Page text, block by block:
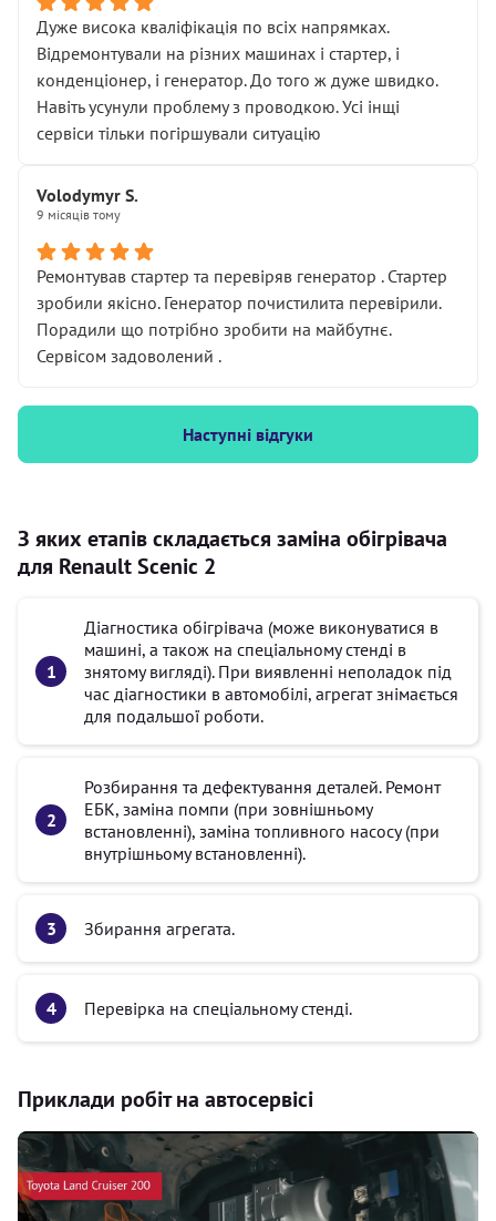
Дуже висока кваліфікація по всіх напрямках.
Відремонтували на різних машинах і стартер, і
конденціонер, і генератор. До того ж дуже швидко.
Навіть усунули проблему з проводкою. Усі інщі
сервіси тільки погіршували ситуацію
Volodymyr S.
9 місяців тому
Ремонтував стартер та перевіряв генератор . Стартер
зробили якісно. Генератор почистилита перевірили.
Порадили що потрібно зробити на майбутнє.
Сервісом задоволений .
Наступні відгуки
З яких етапів складається заміна обігрівача
для Renault Scenic 2
Діагностика обігрівача (може виконуватися в
машині, а також на спеціальному стенді в
знятому вигляді). При виявленні неполадок під
час діагностики в автомобілі, агрегат знімається
для подальшої роботи.
Розбирання та дефектування деталей. Ремонт
ЕБК, заміна помпи (при зовнішньому
встановленні), заміна топливного насосу (при
внутрішньому встановленні).
Збирання агрегата.
Перевірка на спеціальному стенді.
Приклади робіт на автосервісі